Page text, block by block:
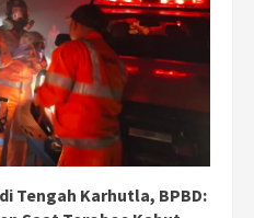
Tengah Karhutla, BPBD: